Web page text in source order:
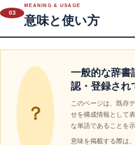
03
MEANING & USAGE
意味と使い方
？
一般的な辞書
認・登録され
このページは、既存
せを構成情報として
な単語であることを
意味を掲載する際は